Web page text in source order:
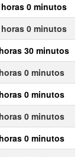
horas 0 minutos
horas 0 minutos
30 minutos
0 minutos
0 minutos
0 minutos
0 minutos